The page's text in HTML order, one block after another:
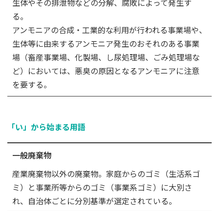
生体やその排泄物などの分解、腐敗によって発生す
る。
アンモニアの合成・工業的な利用が行われる事業場や、
生体等に由来するアンモニア発生のおそれのある事業
場（畜産事業場、化製場、し尿処理場、ごみ処理場な
ど）においては、悪臭の原因となるアンモニアに注意
を要する。
「い」から始まる用語
一般廃棄物
産業廃棄物以外の廃棄物。家庭からのゴミ（生活系ゴ
ミ）と事業所等からのゴミ（事業系ゴミ）に大別さ
れ、自治体ごとに分別基準が選定されている。